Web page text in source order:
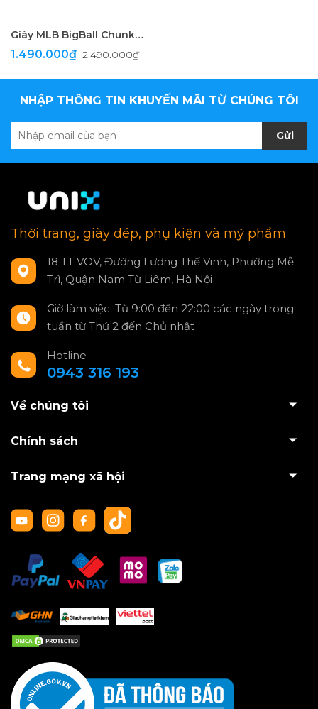
Giày MLB BigBall Chunky A LA Dodgers Off-White
1.490.000₫ 2.490.000₫
NHẬP THÔNG TIN KHUYẾN MÃI TỪ CHÚNG TÔI
Gửi
Thời trang, giày dép, phụ kiện và mỹ phẩm
18 TT VOV, Đường Lương Thế Vinh, Phường Mễ
Trì, Quận Nam Từ Liêm, Hà Nội
Giờ làm việc: Từ 9:00 đến 22:00 các ngày trong
tuần từ Thứ 2 đến Chủ nhật
Hotline
0943 316 193
Về chúng tôi
Chính sách
Trang mạng xã hội